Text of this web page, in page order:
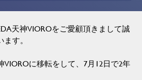
天神VIOROをご愛顧頂きまして誠
す。
VIOROに移転をして、7月12日で2年